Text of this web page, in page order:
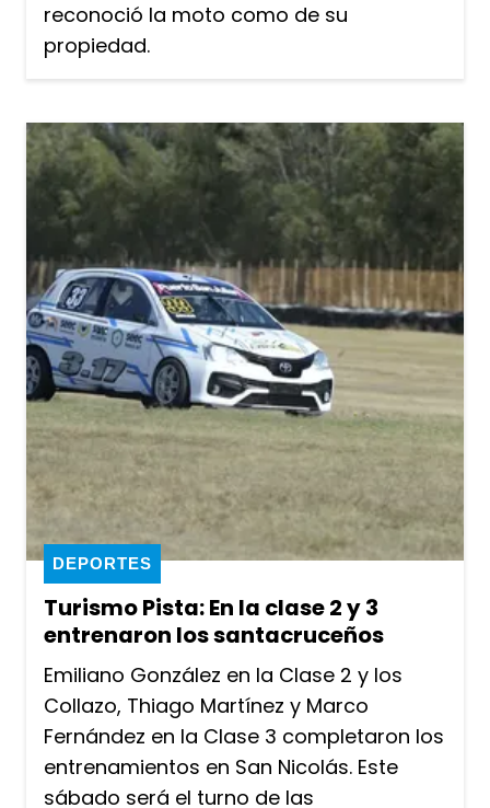
reconoció la moto como de su
propiedad.
Turismo Pista: En la clase 2 y 3
entrenaron los santacruceños
DEPORTES
Emiliano González en la Clase 2 y los
Collazo, Thiago Martínez y Marco
Fernández en la Clase 3 completaron los
entrenamientos en San Nicolás. Este
sábado será el turno de las